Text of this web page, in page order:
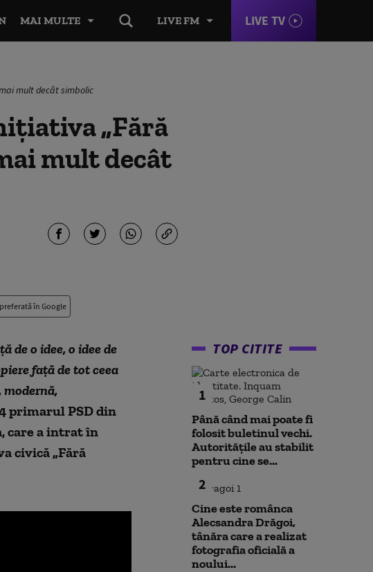
LIVE FM LIVE TV
MAI MULTE
mult decât simbolic
„Fără
mult decât
în Google
de o idee, o idee de
față de tot ceea
modernă,
primarul PSD din
care a intrat în
civică „Fără
TOP CITITE
1
Până când mai poate fi
folosit buletinul vechi.
Autoritățile au stabilit
pentru cine se...
2
Cine este românca
Alecsandra Drăgoi,
tânăra care a realizat
fotografia oficială a
noului...